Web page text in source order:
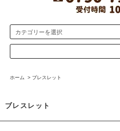
ホーム > ブレスレット
ブレスレット